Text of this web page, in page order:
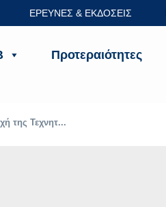
ΕΡΕΥΝΕΣ & ΕΚΔΟΣΕΙΣ
Προτεραιότητες
της Τεχνητ...